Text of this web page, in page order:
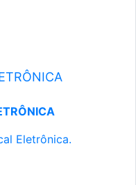
Eletrônica.